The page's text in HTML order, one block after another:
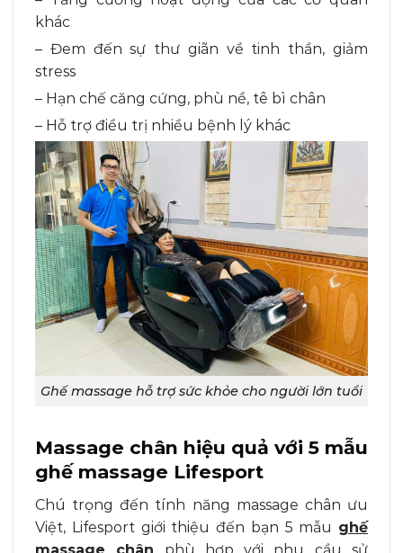
khác
– Đem đến sự thư giãn về tinh thần, giảm
stress
– Hạn chế căng cứng, phù nề, tê bì chân
– Hỗ trợ điều trị nhiều bệnh lý khác
Ghế massage hỗ trợ sức khỏe cho người lớn tuổi
Massage chân hiệu quả với 5 mẫu
ghế massage Lifesport
Chú trọng đến tính năng massage chân ưu
Việt, Lifesport giới thiệu đến bạn 5 mẫu ghế